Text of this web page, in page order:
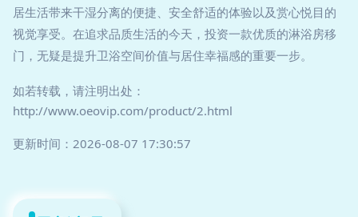
居生活带来干湿分离的便捷、安全舒适的体验以及赏心悦目的
视觉享受。在追求品质生活的今天，投资一款优质的淋浴房移
门，无疑是提升卫浴空间价值与居住幸福感的重要一步。
如若转载，请注明出处：
http://www.oeovip.com/product/2.html
更新时间：2026-08-07 17:30:57